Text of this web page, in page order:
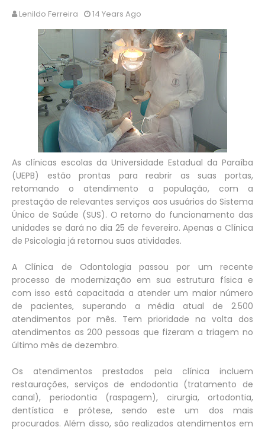
Lenildo Ferreira 14 Years Ago
As clínicas escolas da Universidade Estadual da Paraíba
(UEPB) estão prontas para reabrir as suas portas,
retomando o atendimento a população, com a
prestação de relevantes serviços aos usuários do Sistema
Único de Saúde (SUS). O retorno do funcionamento das
unidades se dará no dia 25 de fevereiro. Apenas a Clínica
de Psicologia já retornou suas atividades.
A Clínica de Odontologia passou por um recente
processo de modernização em sua estrutura física e
com isso está capacitada a atender um maior número
de pacientes, superando a média atual de 2.500
atendimentos por mês. Tem prioridade na volta dos
atendimentos as 200 pessoas que fizeram a triagem no
último mês de dezembro.
Os atendimentos prestados pela clínica incluem
restaurações, serviços de endodontia (tratamento de
canal), periodontia (raspagem), cirurgia, ortodontia,
dentística e prótese, sendo este um dos mais
procurados. Além disso, são realizados atendimentos em